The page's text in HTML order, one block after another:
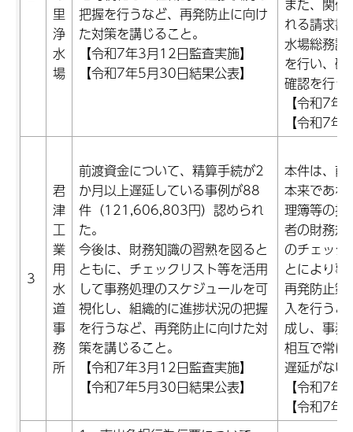
里
浄
水
場
把握を行うなど、再発防止に向け
た対策を講じること。
【令和7年3月12日監査実施】
【令和7年5月30日結果公表】
また、関係
れる請求書
水場総務課
を行い、確
確認を行う
【令和7
【令和7
3
君
津
工
業
用
水
道
事
務
所
前渡資金について、精算手続が2
か月以上遅延している事例が88
件（121,606,803円）認められ
た。
今後は、財務知識の習熟を図ると
ともに、チェックリスト等を活用
して事務処理のスケジュールを可
視化し、組織的に進捗状況の把握
を行うなど、再発防止に向けた対
策を講じること。
【令和7年3月12日監査実施】
【令和7年5月30日結果公表】
本件は、前
本来であれ
理簿等の提
者の財務規
のチェック
とにより
再発防止策
入を行う
成し、事務
相互で常に
遅延がない
【令和7
【令和7